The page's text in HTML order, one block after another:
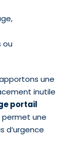
ou
une
inutile
portail
permet une
d’urgence